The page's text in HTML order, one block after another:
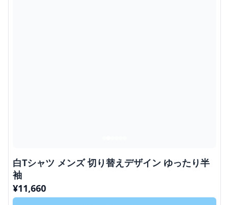
白Tシャツ メンズ 切り替えデザイン ゆったり半
袖
¥11,660